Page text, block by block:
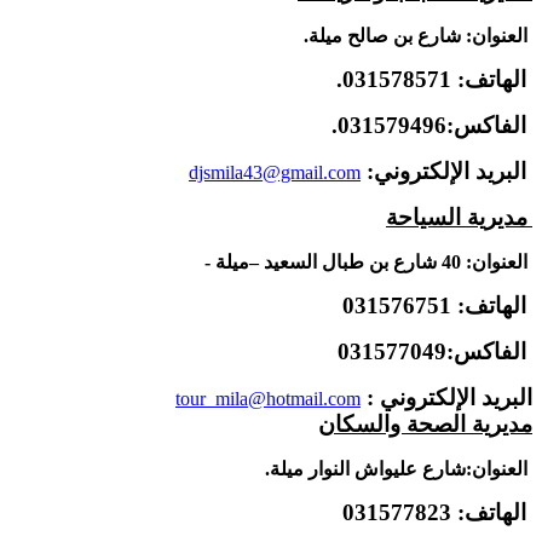
العنوان: شارع بن صالح ميلة.
الهاتف: 031578571.
الفاكس:031579496.
البريد الإلكتروني: djsmila43@gmail.com
مديرية السياحة
العنوان: 40 شارع بن طبال السعيد –ميلة -
الهاتف: 031576751
الفاكس:031577049
البريد الإلكتروني : tour_mila@hotmail.com
مديرية الصحة والسكان
العنوان:شارع عليواش النوار ميلة.
الهاتف: 031577823